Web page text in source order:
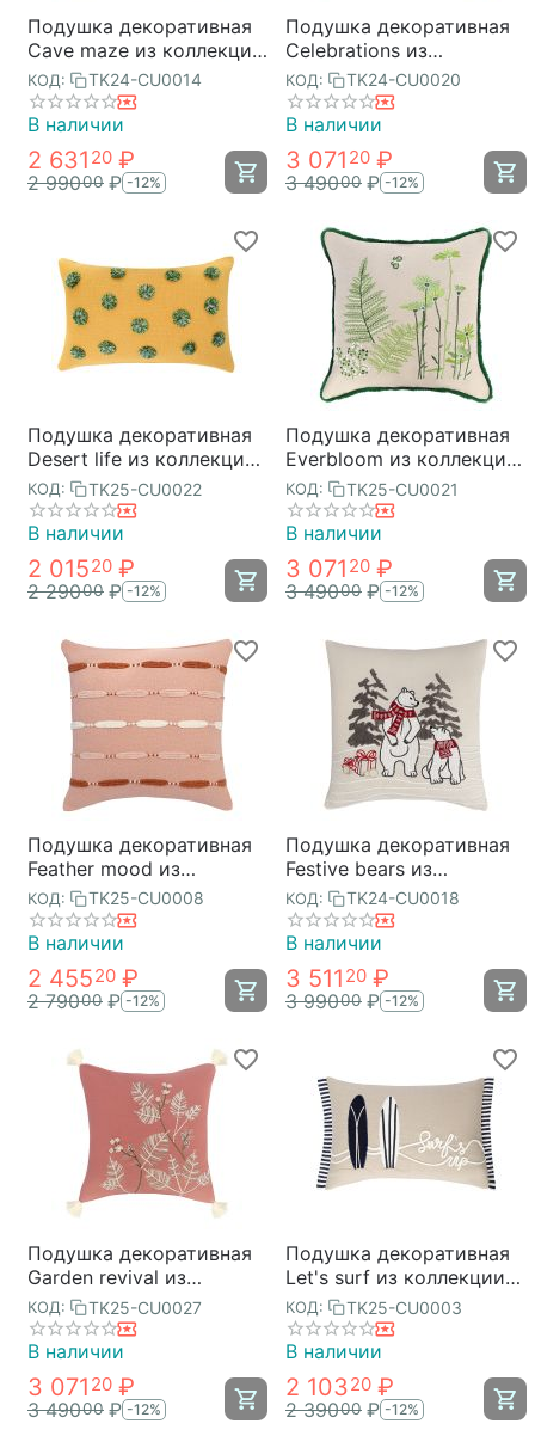
Подушка декоративная
Cave maze из коллекции
Ethnic, 45х45 см, Tkano
КОД: TK24-CU0014
В наличии
2 631 20 ₽
2 99000 ₽ -12%
Подушка декоративная
Celebrations из
коллекции New Year
Essential, 45х45 см,
Tkano
КОД: TK24-CU0020
В наличии
3 071 20 ₽
3 49000 ₽ -12%
Подушка декоративная
Desert life из коллекции
Ethnic, 30х45 см, Tkano
КОД: TK25-CU0022
В наличии
2 01520 ₽
2 29000 ₽ -12%
Подушка декоративная
Everbloom из коллекции
Ethnic, 45х45 см, Tkano
КОД: TK25-CU0021
В наличии
3 071 20 ₽
3 49000 ₽ -12%
Подушка декоративная
Feather mood из
коллекции Ethnic, 45х45
см, Tkano
КОД: TK25-CU0008
В наличии
2 45520 ₽
2 79000 ₽ -12%
Подушка декоративная
Festive bears из
коллекции New Year
Essential, 45х45 см,
Tkano
КОД: TK24-CU0018
В наличии
3 511 20 ₽
3 99000 ₽ -12%
Подушка декоративная
Garden revival из
коллекции Ethnic, 45х45
см, Tkano
КОД: TK25-CU0027
В наличии
3 071 20 ₽
3 49000 ₽ -12%
Подушка декоративная
Let's surf из коллекции
Sea treasures, 30х45 см,
Tkano
КОД: TK25-CU0003
В наличии
2 10320 ₽
2 39000 ₽ -12%